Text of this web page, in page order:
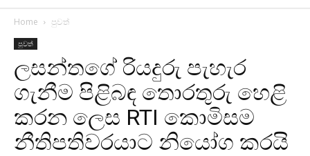
Home පුවත්
පුවත්
ලසන්තගේ රියදුරු පැහැර
ගැනීම පිළිබඳ තොරතුරු හෙළි
කරන ලෙස RTI කොමිසම
නීතිපතිවරයාට නියෝග කරයි